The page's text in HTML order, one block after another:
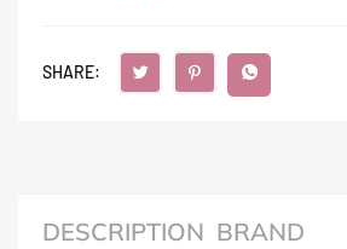
SHARE:
DESCRIPTION BRAND